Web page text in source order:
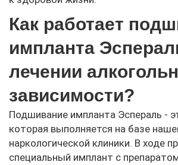
Как работает
импланта
лечении
зависимости?
Подшивание импланта Эспераль -
которая выполняется на базе
наркологической клиники. В ходе
специальный имплант с